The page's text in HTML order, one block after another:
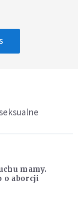
mamy.
o aborcji